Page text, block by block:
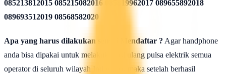
085213812015 085215082016 085819962017 089655892018
089693512019 08568582020
Apa yang harus dilakukan seusai Mendaftar ? Agar handphone
anda bisa dipakai untuk melakukan isi ulang pulsa elektrik semua
operator di seluruh wilayah Indonesia, maka setelah berhasil